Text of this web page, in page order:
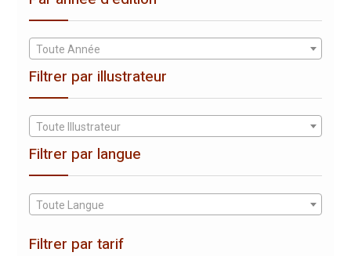
Toute Année
Filtrer par illustrateur
Toute Illustrateur
Filtrer par langue
Toute Langue
Filtrer par tarif